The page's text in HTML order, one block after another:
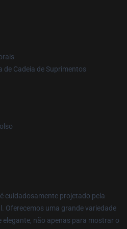
de Cadeia de Suprimentos
cuidadosamente projetado pela
Oferecemos uma grande variedade
não apenas para mostrar o